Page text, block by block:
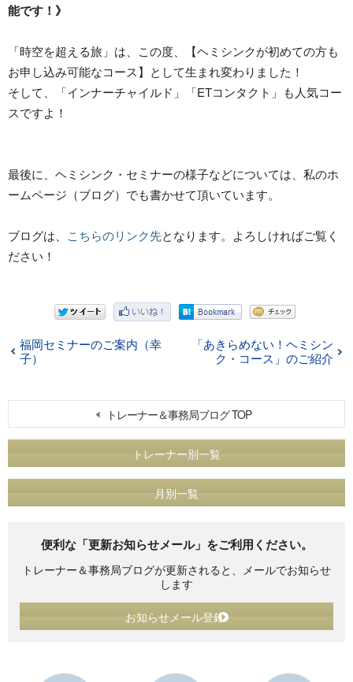
トレーナー＆事務局ブログ TOP
トレーナー別一覧
月別一覧
便利な「更新お知らせメール」をご利用ください。
トレーナー＆事務局ブログが更新されると、メールでお知らせ
します
お知らせメール登録
能です！》
「時空を超える旅」は、この度、【ヘミシンクが初めての方も
お申し込み可能なコース】として生まれ変わりました！
そして、「インナーチャイルド」「ETコンタクト」も人気コー
スですよ！
最後に、ヘミシンク・セミナーの様子などについては、私のホ
ームページ（ブログ）でも書かせて頂いています。
ブログは、 こちらのリンク先となります。よろしければご覧く
ださい！
福岡セミナーのご案内（幸
子）
「あきらめない！ヘミシン
ク・コース」のご紹介